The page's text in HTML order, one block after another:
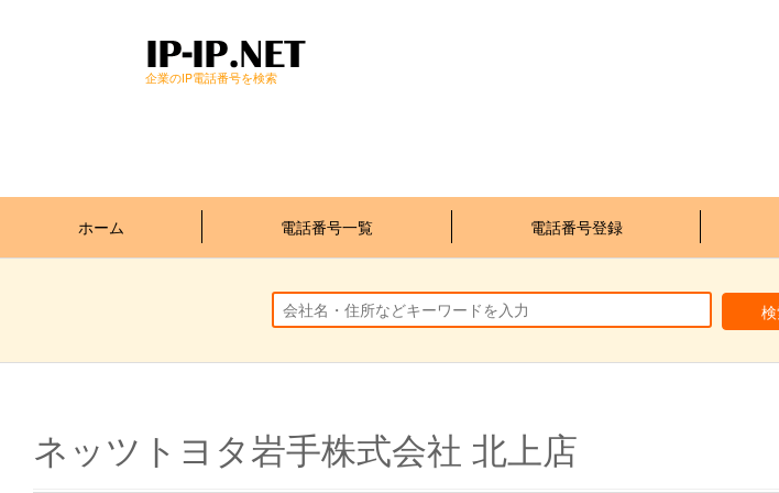
企業のIP電話番号を検索
ホーム 電話番号一覧 電話番号登録
ネッツトヨタ岩手株式会社 北上店